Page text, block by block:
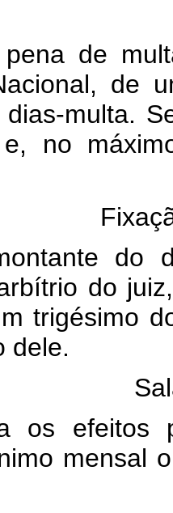
de
de
multa.
e, no
do
do
trigésimo
dele.
os efeitos
mensal